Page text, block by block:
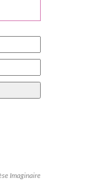
Imaginaire